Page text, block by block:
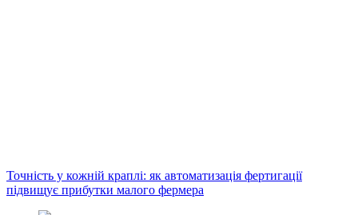
Точність у кожній краплі: як автоматизація фертигації
підвищує прибутки малого фермера